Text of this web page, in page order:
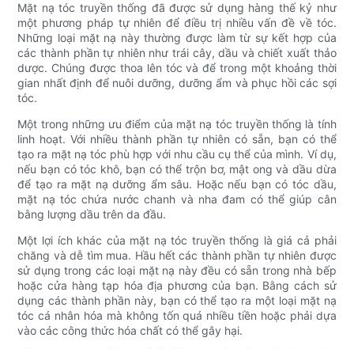
Mặt nạ tóc truyền thống đã được sử dụng hàng thế kỷ như
một phương pháp tự nhiên để điều trị nhiều vấn đề về tóc.
Những loại mặt nạ này thường được làm từ sự kết hợp của
các thành phần tự nhiên như trái cây, dầu và chiết xuất thảo
dược. Chúng được thoa lên tóc và để trong một khoảng thời
gian nhất định để nuôi dưỡng, dưỡng ẩm và phục hồi các sợi
tóc.
Một trong những ưu điểm của mặt nạ tóc truyền thống là tính
linh hoạt. Với nhiều thành phần tự nhiên có sẵn, bạn có thể
tạo ra mặt nạ tóc phù hợp với nhu cầu cụ thể của mình. Ví dụ,
nếu bạn có tóc khô, bạn có thể trộn bơ, mật ong và dầu dừa
để tạo ra mặt nạ dưỡng ẩm sâu. Hoặc nếu bạn có tóc dầu,
mặt nạ tóc chứa nước chanh và nha đam có thể giúp cân
bằng lượng dầu trên da đầu.
Một lợi ích khác của mặt nạ tóc truyền thống là giá cả phải
chăng và dễ tìm mua. Hầu hết các thành phần tự nhiên được
sử dụng trong các loại mặt nạ này đều có sẵn trong nhà bếp
hoặc cửa hàng tạp hóa địa phương của bạn. Bằng cách sử
dụng các thành phần này, bạn có thể tạo ra một loại mặt nạ
tóc cá nhân hóa mà không tốn quá nhiều tiền hoặc phải dựa
vào các công thức hóa chất có thể gây hại.